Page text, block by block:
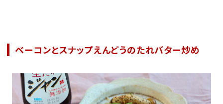
ベーコンとスナップえんどうのたれバター炒め